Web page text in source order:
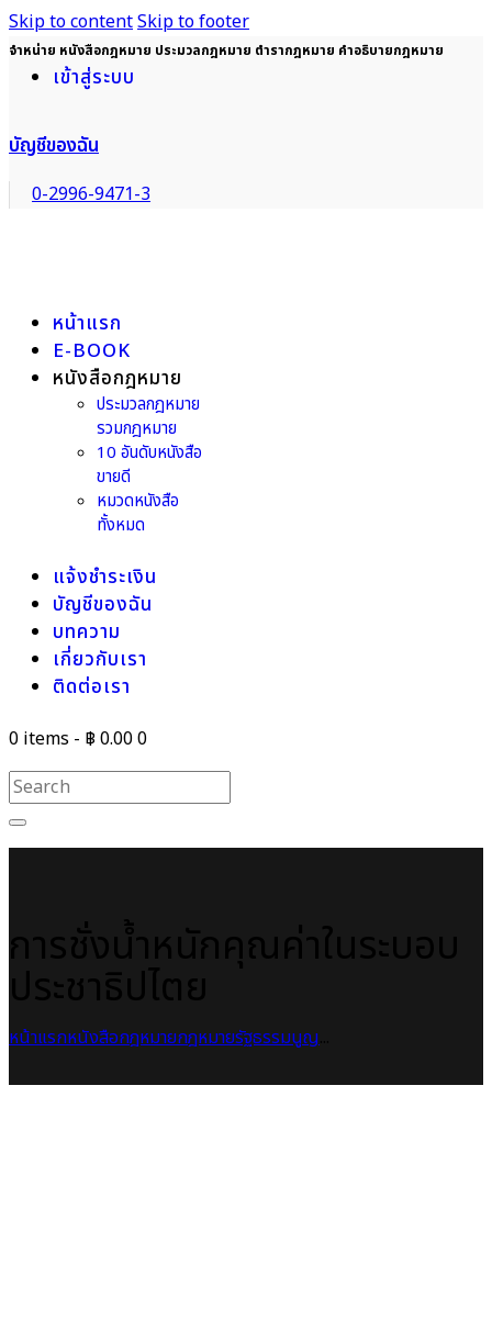
Skip to contentSkip to footer
จำหน่าย หนังสือกฎหมาย ประมวลกฎหมาย ตำรากฎหมาย คำอธิบายกฎหมาย
เข้าสู่ระบบ
บัญชีของฉัน
0-2996-9471-3
หน้าแรก
E-BOOK
หนังสือกฎหมาย
ประมวลกฎหมาย
รวมกฎหมาย
10 อันดับหนังสือ
ขายดี
หมวดหนังสือ
ทั้งหมด
แจ้งชำระเงิน
บัญชีของฉัน
บทความ
เกี่ยวกับเรา
ติดต่อเรา
0 items - ฿ 0.000
หน้าแรกหนังสือกฎหมายกฎหมายรัฐธรรมนูญ